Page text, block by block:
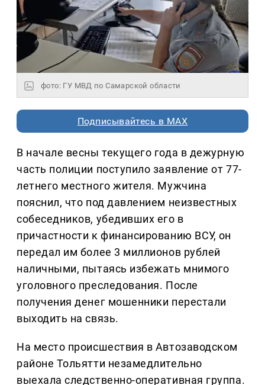
фото: ГУ МВД по Самарской области
Подписывайтесь в MAX
В начале весны текущего года в дежурную
часть полиции поступило заявление от 77-
летнего местного жителя. Мужчина
пояснил, что под давлением неизвестных
собеседников, убедивших его в
причастности к финансированию ВСУ, он
передал им более 3 миллионов рублей
наличными, пытаясь избежать мнимого
уголовного преследования. После
получения денег мошенники перестали
выходить на связь.
На место происшествия в Автозаводском
районе Тольятти незамедлительно
выехала следственно-оперативная группа.